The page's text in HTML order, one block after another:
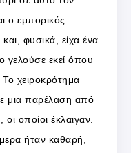
ο εμπορικός
φυσικά, είχα ένα
γελούσε εκεί όπου
χειροκρότημα
μια παρέλαση από
οποίοι έκλαιγαν.
ήταν καθαρή,